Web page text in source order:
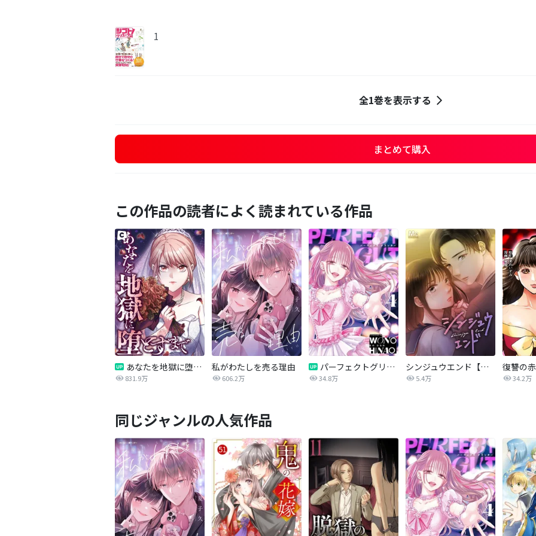
1
全1巻を表示する
まとめて購入
この作品の読者によく読まれている作品
あなたを地獄に堕とすまで
831.9万
私がわたしを売る理由
606.2万
パーフェクトグリッター
34.8万
シンジュウエンド【タテヨミ】
5.4万 34.2万
同じジャンルの人気作品